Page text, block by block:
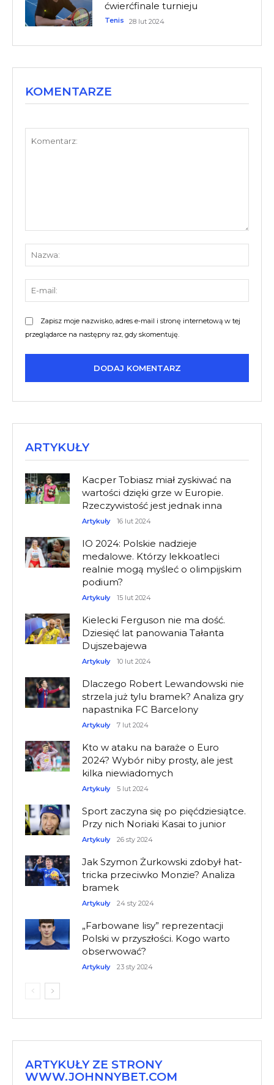
ćwierćfinale turnieju
Tenis 28 lut 2024
KOMENTARZE
Zapisz moje nazwisko, adres e-mail i stronę internetową w tej
przeglądarce na następny raz, gdy skomentuję.
ARTYKUŁY
Kacper Tobiasz miał zyskiwać na
wartości dzięki grze w Europie.
Rzeczywistość jest jednak inna
Artykuły 16 lut 2024
IO 2024: Polskie nadzieje
medalowe. Którzy lekkoatleci
realnie mogą myśleć o olimpijskim
podium?
Artykuły 15 lut 2024
Kielecki Ferguson nie ma dość.
Dziesięć lat panowania Tałanta
Dujszebajewa
Artykuły 10 lut 2024
Dlaczego Robert Lewandowski nie
strzela już tylu bramek? Analiza gry
napastnika FC Barcelony
Artykuły 7 lut 2024
Kto w ataku na baraże o Euro
2024? Wybór niby prosty, ale jest
kilka niewiadomych
Artykuły 5 lut 2024
Sport zaczyna się po pięćdziesiątce.
Przy nich Noriaki Kasai to junior
Artykuły 26 sty 2024
Jak Szymon Żurkowski zdobył hat-
tricka przeciwko Monzie? Analiza
bramek
Artykuły 24 sty 2024
„Farbowane lisy” reprezentacji
Polski w przyszłości. Kogo warto
obserwować?
Artykuły 23 sty 2024
ARTYKUŁY ZE STRONY
WWW.JOHNNYBET.COM